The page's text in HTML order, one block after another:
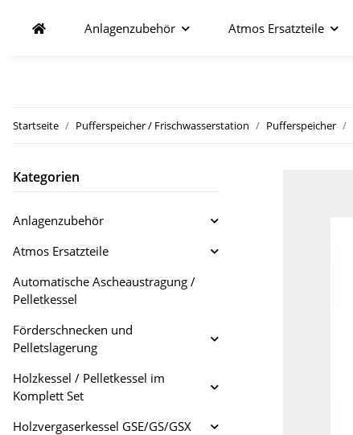
Anlagenzubehör Atmos Ersatzteile
Startseite Pufferspeicher / Frischwasserstation Pufferspeicher
Kategorien
Anlagenzubehör
Atmos Ersatzteile
Automatische Ascheaustragung /
Pelletkessel
Förderschnecken und
Pelletslagerung
Holzkessel / Pelletkessel im
Komplett Set
Holzvergaserkessel GSE/GS/GSX